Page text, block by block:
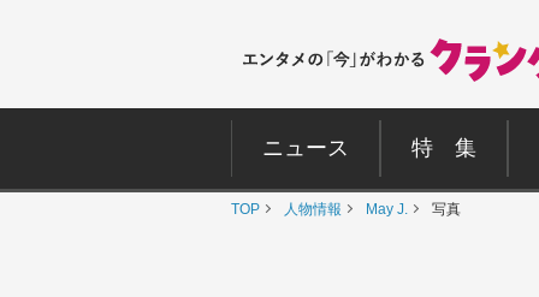
ニュース 特 集
TOP 人物情報 May J. 写真